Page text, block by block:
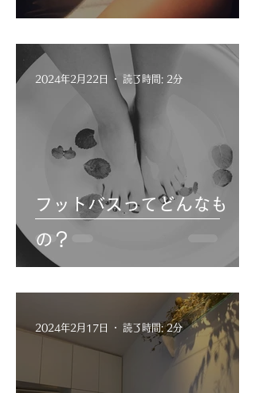
フットバスってどんなも
の？
2024年2月22日 読了時間: 2分
2024年2月17日 読了時間: 2分